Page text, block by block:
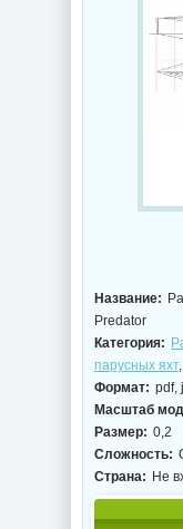
Название:
Predator
Категория:
парусных яхт,
Формат: pdf,
Масштаб
Размер: 0,2
Сложность:
Страна: Не